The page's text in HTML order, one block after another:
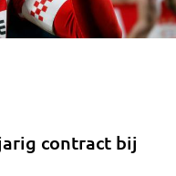
contract bij